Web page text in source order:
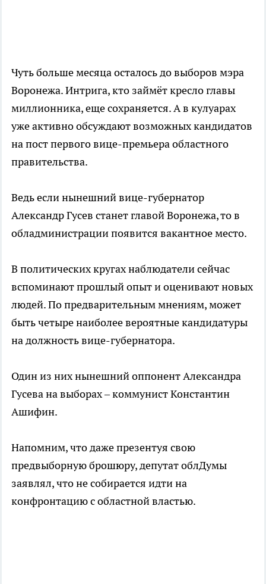
Чуть больше месяца осталось до выборов мэра
Воронежа. Интрига, кто займёт кресло главы
миллионника, еще сохраняется. А в кулуарах
уже активно обсуждают возможных кандидатов
на пост первого вице-премьера областного
правительства.
Ведь если нынешний вице-губернатор
Александр Гусев станет главой Воронежа, то в
обладминистрации появится вакантное место.
В политических кругах наблюдатели сейчас
вспоминают прошлый опыт и оценивают новых
людей. По предварительным мнениям, может
быть четыре наиболее вероятные кандидатуры
на должность вице-губернатора.
Один из них нынешний оппонент Александра
Гусева на выборах – коммунист Константин
Ашифин.
Напомним, что даже презентуя свою
предвыборную брошюру, депутат облДумы
заявлял, что не собирается идти на
конфронтацию с областной властью.